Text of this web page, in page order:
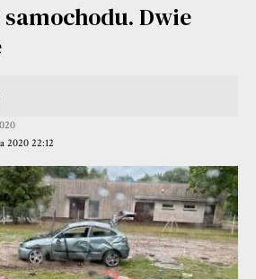
Dwie
2020 22:12